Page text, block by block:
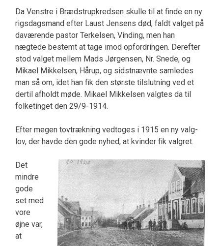
Da Venstre i Brædstrupkredsen skulle til at finde en ny
rigsdagsmand efter Laust Jensens død, faldt valget på
daværende pastor Terkelsen, Vinding, men han
nægtede bestemt at tage imod opfordringen. Der­efter
stod valget mellem Mads Jørgensen, Nr. Sne­de, og
Mikael Mikkelsen, Hårup, og sidstnævnte samledes
man så om, idet han fik den største til­slutning ved et
dertil afholdt møde. Mikael Mik­kelsen valgtes da til
folketinget den 29/9-1914.
Ef­ter megen tovtrækning vedtoges i 1915 en ny valg­
lov, der havde den gode nyhed, at kvinder fik valgret.
Det
mindre
gode
set med
vore
øjne var,
at